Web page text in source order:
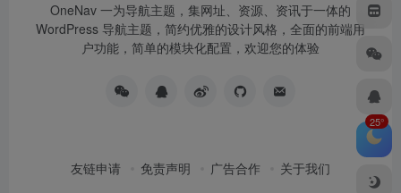
OneNav 一为导航主题，集网址、资源、资讯于一体的
WordPress 导航主题，简约优雅的设计风格，全面的前端用
户功能，简单的模块化配置，欢迎您的体验
友链申请 免责声明 广告合作 关于我们
25°